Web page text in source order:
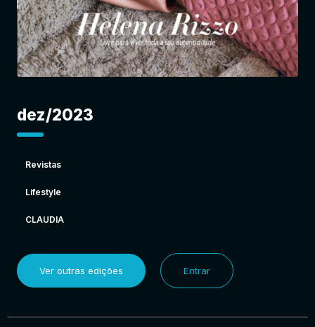
dez/2023
Revistas
Lifestyle
CLAUDIA
Ver outras edições Entrar